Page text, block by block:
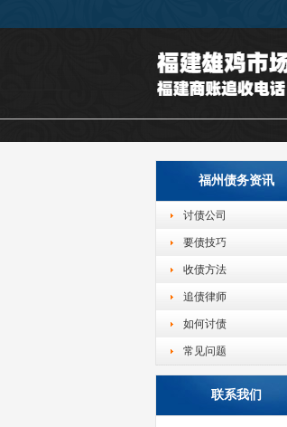
福州债务资讯
讨债公司
要债技巧
收债方法
追债律师
如何讨债
常见问题
联系我们